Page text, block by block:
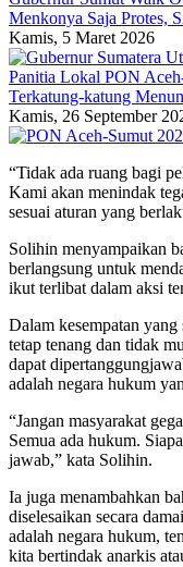
Menkonya Saja Protes,
Kamis, 5 Maret 2026
Panitia Lokal PON
Terkatung-katung
Kamis, 26 September
“Tidak ada ruang bagi
Kami akan menindak
sesuai aturan yang
Solihin menyampaikan
berlangsung untuk
ikut terlibat dalam aksi
Dalam kesempatan
tetap tenang dan tidak
dapat
adalah negara hukum
“Jangan masyarakat
Semua ada hukum.
jawab,” kata Solihin.
Ia juga menambahkan
diselesaikan secara
adalah negara hukum,
kita bertindak anarkis